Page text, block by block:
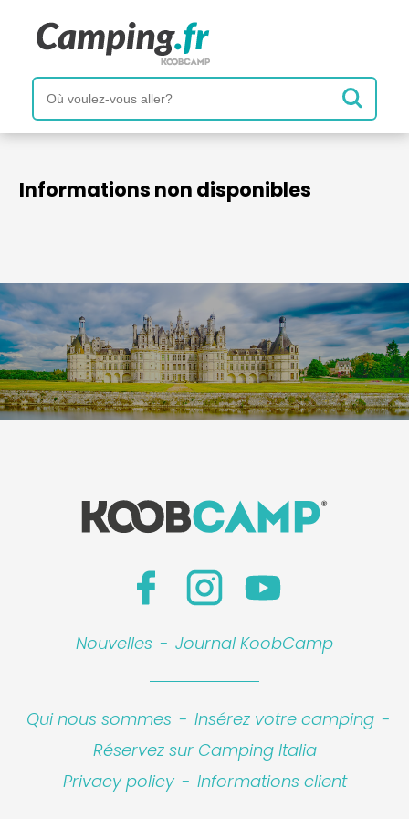
Informations non disponibles
Nouvelles - Journal KoobCamp
Qui nous sommes - Insérez votre camping -
Réservez sur Camping Italia
Privacy policy - Informations client